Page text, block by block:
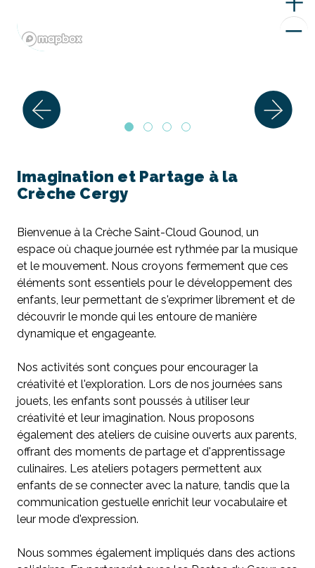
Imagination et Partage à la
Crèche Cergy
Bienvenue à la Crèche Saint-Cloud Gounod, un
espace où chaque journée est rythmée par la musique
et le mouvement. Nous croyons fermement que ces
éléments sont essentiels pour le développement des
enfants, leur permettant de s'exprimer librement et de
découvrir le monde qui les entoure de manière
dynamique et engageante.
Nos activités sont conçues pour encourager la
créativité et l'exploration. Lors de nos journées sans
jouets, les enfants sont poussés à utiliser leur
créativité et leur imagination. Nous proposons
également des ateliers de cuisine ouverts aux parents,
offrant des moments de partage et d'apprentissage
culinaires. Les ateliers potagers permettent aux
enfants de se connecter avec la nature, tandis que la
communication gestuelle enrichit leur vocabulaire et
leur mode d'expression.
Nous sommes également impliqués dans des actions